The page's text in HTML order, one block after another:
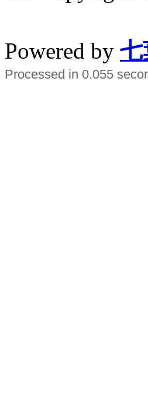
Powered by 七
Processed in 0.055